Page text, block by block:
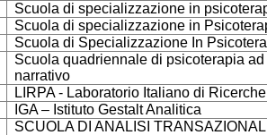
Scuola di specializzazione in
Scuola di specializzazione in
Scuola di Specializzazione In
Scuola quadriennale di psicoterapia
narrativo
LIRPA - Laboratorio Italiano di
IGA – Istituto Gestalt Analitica
SCUOLA DI ANALISI